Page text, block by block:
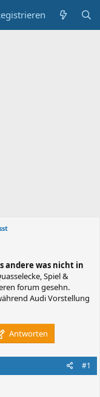
andere was nicht in
Spiel &
forum gesehn.
Audi Vorstellung
Antworten
#1